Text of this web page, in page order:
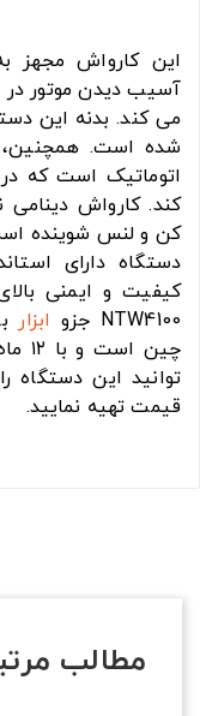
این کارواش مجهز
آسیب دیدن موتور در
می کند. بدنه این
شده است.
اتوماتیک است که
کن و لنس شوینده
کیفیت و ایمنی
NTW4100 جزو
ابزار
توانید این دستگاه
قیمت تهیه نمایید.
مطالب